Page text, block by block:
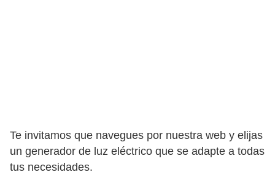
Te invitamos que navegues por nuestra web y elijas
un generador de luz eléctrico que se adapte a todas
tus necesidades.